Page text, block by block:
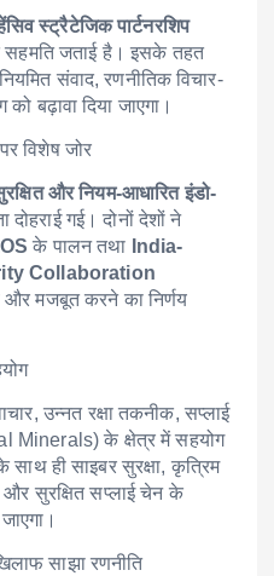
स्ट्रैटेजिक पार्टनरशिप
जताई है। इसके तहत
संवाद, रणनीतिक विचार-
बढ़ावा दिया जाएगा।
विशेष जोर
और नियम-आधारित इंडो-
दोहराई गई। दोनों देशों ने
के पालन तथा India-
Collaboration
मजबूत करने का निर्णय
उन्नत रक्षा तकनीक, सप्लाई
Minerals) के क्षेत्र में सहयोग
ही साइबर सुरक्षा, कृत्रिम
और सुरक्षित सप्लाई चेन के
साझा रणनीति